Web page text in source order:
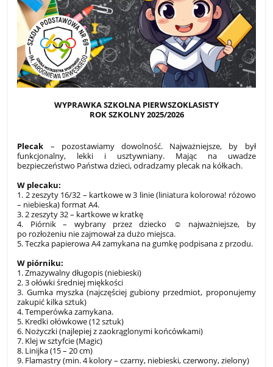
WYPRAWKA SZKOLNA PIERWSZOKLASISTY
ROK SZKOLNY 2025/2026
Plecak – pozostawiamy dowolność. Najważniejsze, by był
funkcjonalny, lekki i usztywniany. Mając na uwadze
bezpieczeństwo Państwa dzieci, odradzamy plecak na kółkach.
W plecaku:
1. 2 zeszyty 16/32 – kartkowe w 3 linie (liniatura kolorowa! różowo
– niebieska) format A4.
3. 2 zeszyty 32 – kartkowe w kratkę
4. Piórnik – wybrany przez dziecko ☺ najważniejsze, by
po rozłożeniu nie zajmował za dużo miejsca.
5. Teczka papierowa A4 zamykana na gumkę podpisana z przodu.
W piórniku:
1. Zmazywalny długopis (niebieski)
2. 3 ołówki średniej miękkości
3. Gumka myszka (najczęściej gubiony przedmiot, proponujemy
zakupić kilka sztuk)
4. Temperówka zamykana.
5. Kredki ołówkowe (12 sztuk)
6. Nożyczki (najlepiej z zaokrąglonymi końcówkami)
7. Klej w sztyfcie (Magic)
8. Linijka (15 – 20 cm)
9. Flamastry (min. 4 kolory – czarny, niebieski, czerwony, zielony)